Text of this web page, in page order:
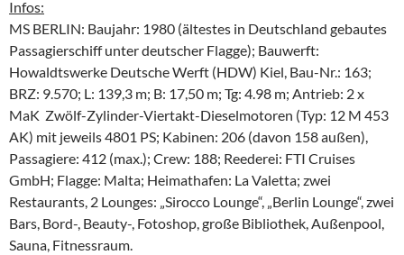
Infos:
MS BERLIN: Baujahr: 1980 (ältestes in Deutschland gebautes
Passagierschiff unter deutscher Flagge); Bauwerft:
Howaldtswerke Deutsche Werft (HDW) Kiel, Bau-Nr.: 163;
BRZ: 9.570; L: 139,3 m; B: 17,50 m; Tg: 4.98 m; Antrieb: 2 x
MaK Zwölf-Zylinder-Viertakt-Dieselmotoren (Typ: 12 M 453
AK) mit jeweils 4801 PS; Kabinen: 206 (davon 158 außen),
Passagiere: 412 (max.); Crew: 188; Reederei: FTI Cruises
GmbH; Flagge: Malta; Heimathafen: La Valetta; zwei
Restaurants, 2 Lounges: „Sirocco Lounge“, „Berlin Lounge“, zwei
Bars, Bord-, Beauty-, Fotoshop, große Bibliothek, Außenpool,
Sauna, Fitnessraum.